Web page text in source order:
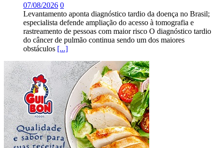
07/08/2026 0
Levantamento aponta diagnóstico tardio da doença no Brasil;
especialista defende ampliação do acesso à tomografia e
rastreamento de pessoas com maior risco O diagnóstico tardio
do câncer de pulmão continua sendo um dos maiores
obstáculos [...]